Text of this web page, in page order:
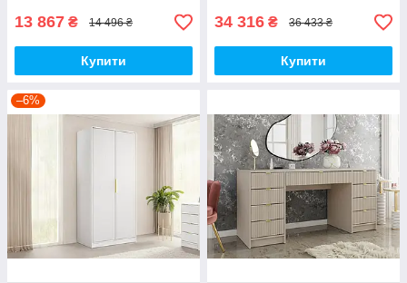
13 867 ₴ 14 496 ₴
Купити
34 316 ₴ 36 433 ₴
Купити
–6%